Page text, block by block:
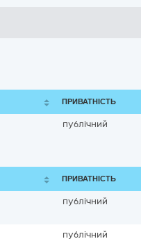
ПРИВАТНІСТЬ
публічний
ПРИВАТНІСТЬ
публічний
публічний